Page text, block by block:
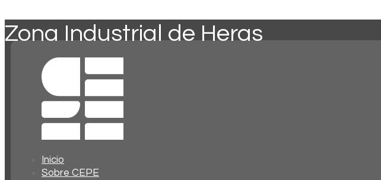
Inicio
Sobre CEPE
Zona Industrial de Heras